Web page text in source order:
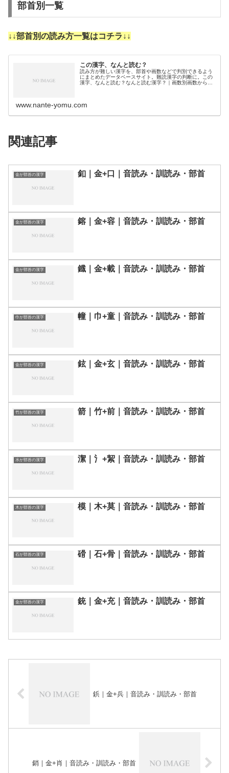
部首別一覧
↓↓部首別の読み方一覧はコチラ↓↓
この漢字、なんと読む？
読み方が難しい漢字を、部首や画数などで判別できるよう
にまとめたデータベースサイト。難読漢字の判断に。この
漢字、なんと読む？なんと読む漢字？｜画数別画数から漢
www.nante-yomu.com
関連記事
金が部首の漢字 釦｜金+口｜音読み・訓読み・部首
金が部首の漢字 鎔｜金+容｜音読み・訓読み・部首
金が部首の漢字 鐡｜金+載｜音読み・訓読み・部首
巾が部首の漢字 幢｜巾+童｜音読み・訓読み・部首
金が部首の漢字 鉉｜金+玄｜音読み・訓読み・部首
竹が部首の漢字 箭｜竹+前｜音読み・訓読み・部首
水が部首の漢字 潔｜氵+絜｜音読み・訓読み・部首
木が部首の漢字 模｜木+莫｜音読み・訓読み・部首
石が部首の漢字 磆｜石+骨｜音読み・訓読み・部首
金が部首の漢字 銃｜金+充｜音読み・訓読み・部首
鋲｜金+兵｜音読み・訓読み・部首
銷｜金+肖｜音読み・訓読み・部首